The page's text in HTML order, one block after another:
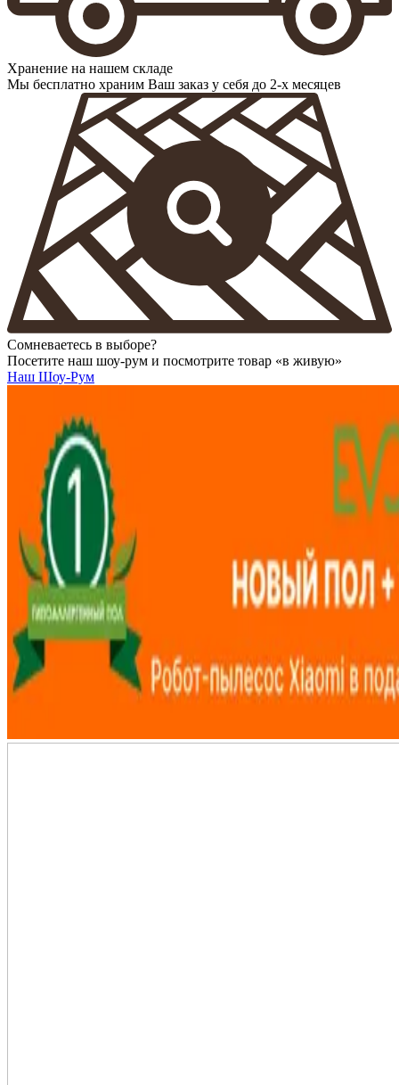
Хранение на нашем складе
Мы бесплатно храним Ваш заказ у себя до 2-х месяцев
Сомневаетесь в выборе?
Посетите наш шоу-рум и посмотрите товар «в живую»
Наш Шоу-Рум